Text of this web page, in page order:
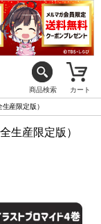
商品検索 カート
産限定版）
産限定版）